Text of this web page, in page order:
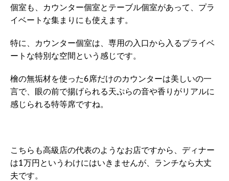
個室も、カウンター個室とテーブル個室があって、プラ
イベートな集まりにも使えます。
特に、カウンター個室は、専用の入口から入るプライベ
ートな特別な空間という感じです。
檜の無垢材を使った6席だけのカウンターは美しいの一
言で、眼の前で揚げられる天ぷらの音や香りがリアルに
感じられる特等席ですね。
こちらも高級店の代表のようなお店ですから、ディナー
は1万円というわけにはいきませんが、ランチなら大丈
夫です。